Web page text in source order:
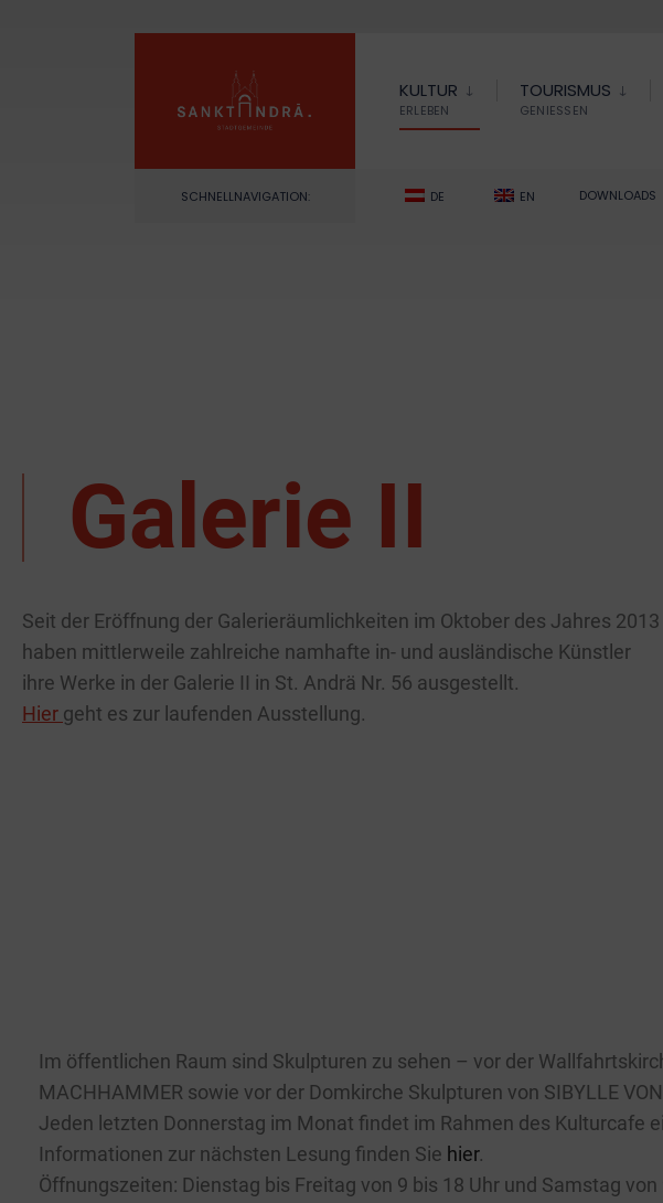
KULTUR
ERLEBEN
TOURISMUS
GENIESSEN
SCHNELLNAVIGATION: DE EN DOWNLOADS
Galerie II
Seit der Eröffnung der Galerieräumlichkeiten im Oktober des Jahres 2013
haben mittlerweile zahlreiche namhafte in- und ausländische Künstler
ihre Werke in der Galerie II in St. Andrä Nr. 56 ausgestellt.
Hier geht es zur laufenden Ausstellung.
Im öffentlichen Raum sind Skulpturen zu sehen – vor der
MACHHAMMER sowie vor der Domkirche Skulpturen von SIBYLLE
Jeden letzten Donnerstag im Monat findet im Rahmen des Kulturcafe
Informationen zur nächsten Lesung finden Sie hier.
Öffnungszeiten: Dienstag bis Freitag von 9 bis 18 Uhr und Samstag von